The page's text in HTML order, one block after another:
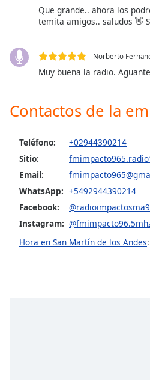
descriptions
,
Subtitles
opens
settings
subtitles
off,
selected
Track
Picture-
Que grande.. ahora los
temita amigos.. saludos 👋
Norberto
Muy buena la radio.
Contactos de la
Teléfono:
+02944390214
Sitio:
Email:
WhatsApp: +5492944390214
Facebook:
Instagram:
Hora en San Martín de los Andes: